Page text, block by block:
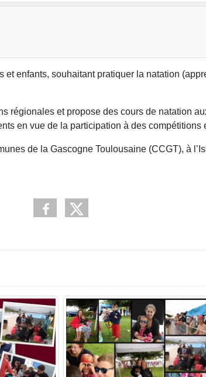
enfants, souhaitant pratiquer la natation
régionales et propose des cours de natation
en vue de la participation à des compétitions
de la Gascogne Toulousaine (CCGT), à